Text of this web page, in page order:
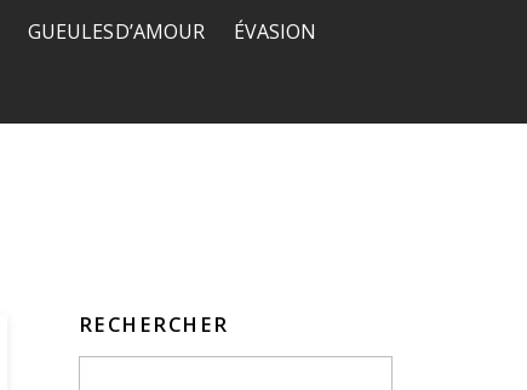
GUEULES D’AMOUR ÉVASION
RECHERCHER